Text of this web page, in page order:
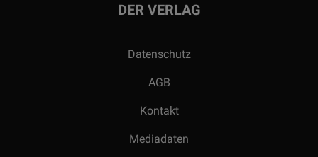
DER VERLAG
Datenschutz
AGB
Kontakt
Mediadaten